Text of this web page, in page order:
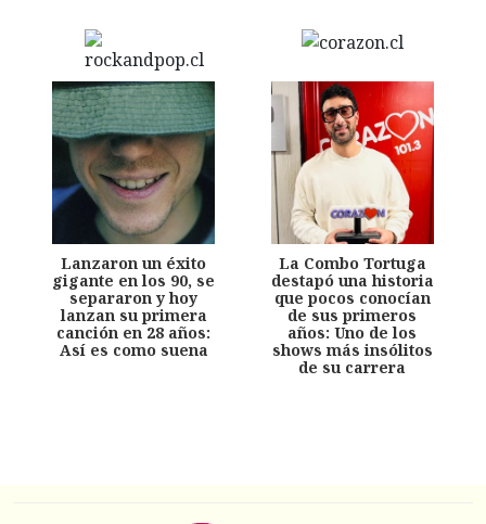
Lanzaron un éxito
gigante en los 90, se
separaron y hoy
lanzan su primera
canción en 28 años:
Así es como suena
La Combo Tortuga
destapó una historia
que pocos conocían
de sus primeros
años: Uno de los
shows más insólitos
de su carrera